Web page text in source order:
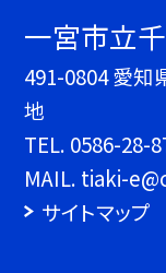
一宮市立
491-0804 愛知
地
TEL. 0586-28-
MAIL. tiaki-
サイトマップ